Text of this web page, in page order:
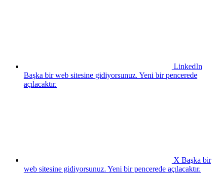
LinkedIn
Başka bir web sitesine gidiyorsunuz. Yeni bir pencerede
açılacaktır.
X Başka bir
web sitesine gidiyorsunuz. Yeni bir pencerede açılacaktır.